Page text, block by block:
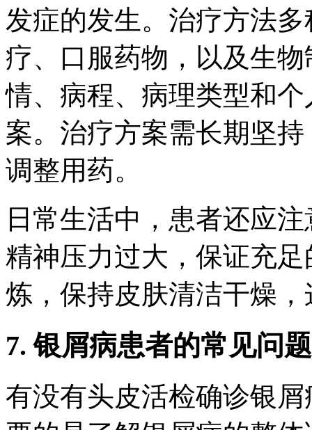
发症的发生。治疗方法
疗、口服药物，以及生
情、病程、病理类型和
案。治疗方案需长期坚
调整用药。
日常生活中，患者还应
精神压力过大，保证充
炼，保持皮肤清洁干燥
7. 银屑病患者的常见问
有没有头皮活检确诊银